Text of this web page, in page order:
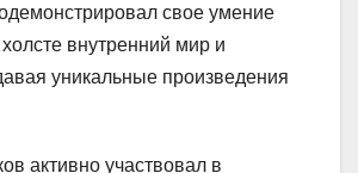
свое умение
внутренний мир и
уникальные произведения
активно участвовал в